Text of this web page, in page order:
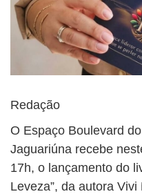
Redação
O Espaço Boulevard
Jaguariúna recebe
17h, o lançamento do
Leveza”, da autora